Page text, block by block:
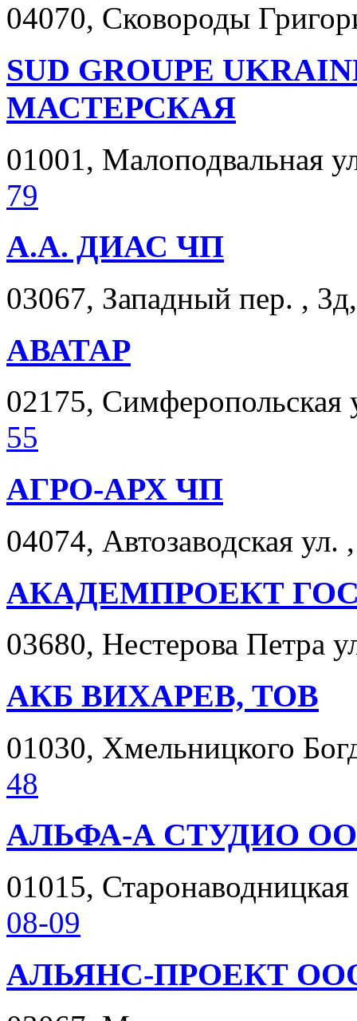
04070, Сковороды
SUD GROUPE
МАСТЕРСКАЯ
01001, Малоподвальная
79
А.А. ДИАС ЧП
03067, Западный пер. ,
АВАТАР
02175, Симферопольская
55
АГРО-АРХ ЧП
04074, Автозаводская ул.
АКАДЕМПРОЕКТ
03680, Нестерова Петра
АКБ ВИХАРЕВ, ТОВ
01030, Хмельницкого
48
АЛЬФА-А СТУДИО
01015,
08-09
АЛЬЯНС-ПРОЕКТ